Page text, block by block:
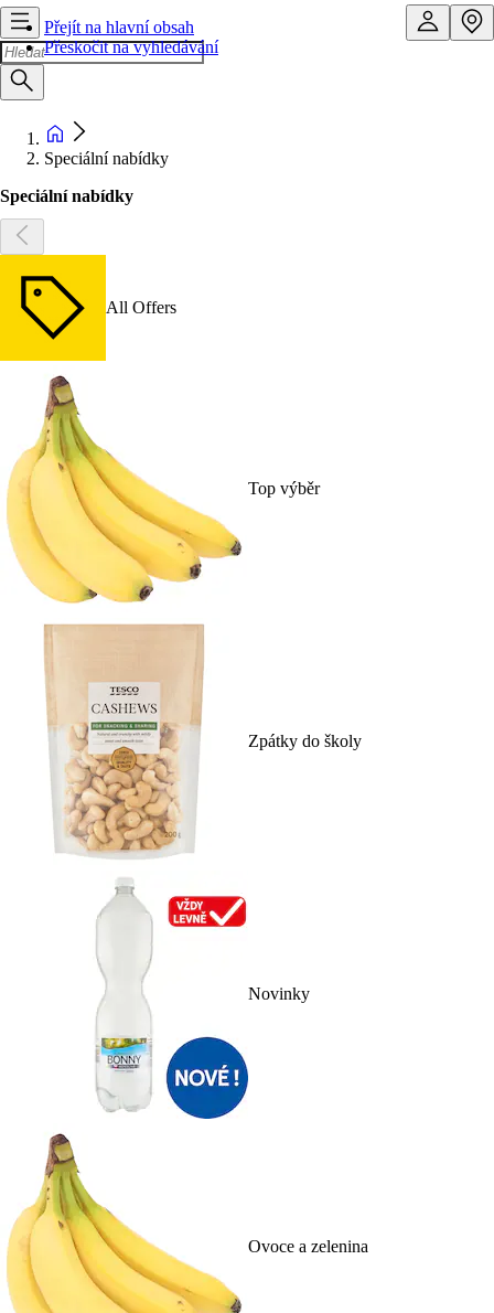
Přejít na hlavní obsah
Přeskočit na vyhledávání
Speciální nabídky
Speciální nabídky
All Offers
Top výběr
Zpátky do školy
Novinky
Ovoce a zelenina